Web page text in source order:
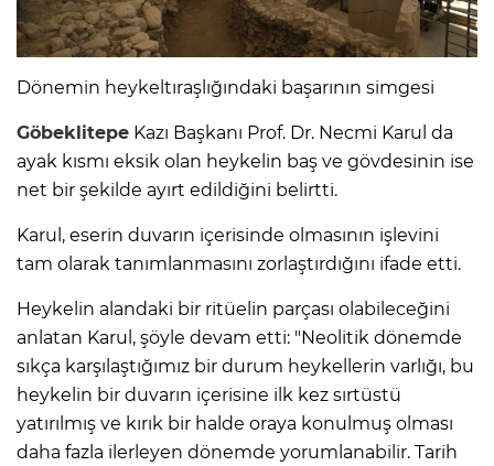
Dönemin heykeltıraşlığındaki başarının simgesi
Göbeklitepe Kazı Başkanı Prof. Dr. Necmi Karul da
ayak kısmı eksik olan heykelin baş ve gövdesinin ise
net bir şekilde ayırt edildiğini belirtti.
Karul, eserin duvarın içerisinde olmasının işlevini
tam olarak tanımlanmasını zorlaştırdığını ifade etti.
Heykelin alandaki bir ritüelin parçası olabileceğini
anlatan Karul, şöyle devam etti: "Neolitik dönemde
sıkça karşılaştığımız bir durum heykellerin varlığı, bu
heykelin bir duvarın içerisine ilk kez sırtüstü
yatırılmış ve kırık bir halde oraya konulmuş olması
daha fazla ilerleyen dönemde yorumlanabilir. Tarih